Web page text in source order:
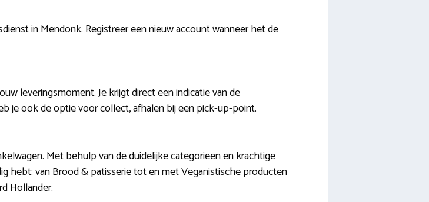
in Mendonk. Registreer een nieuw account wanneer het de
leveringsmoment. Je krijgt direct een indicatie van de
je ook de optie voor collect, afhalen bij een pick-up-point.
Met behulp van de duidelijke categorieën en krachtige
hebt: van Brood & patisserie tot en met Veganistische producten
Hollander.